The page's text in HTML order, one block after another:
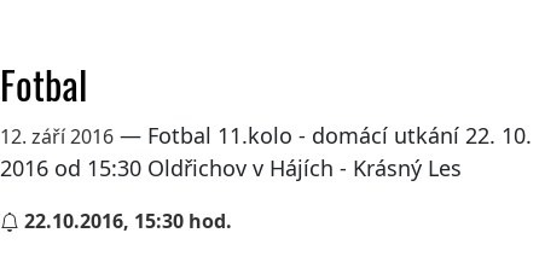
Fotbal
12. září 2016— Fotbal 11.kolo - domácí utkání 22. 10.
2016 od 15:30 Oldřichov v Hájích - Krásný Les
22.10.2016, 15:30 hod.